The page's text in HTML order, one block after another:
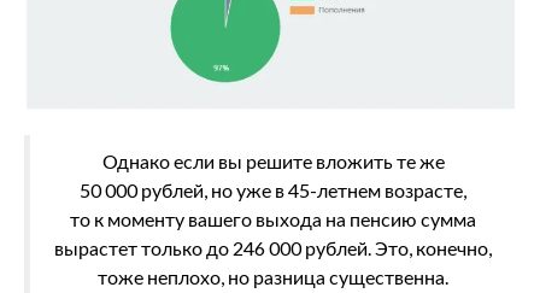
Однако если вы решите вложить те же
50 000 рублей, но уже в 45-летнем возрасте,
то к моменту вашего выхода на пенсию сумма
вырастет только до 246 000 рублей. Это, конечно,
тоже неплохо, но разница существенна.